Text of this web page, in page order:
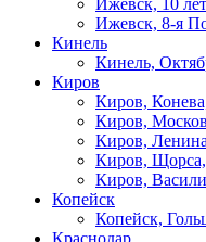
Ижевск, 8-я
Кинель
Кинель,
Киров
Киров,
Киров,
Киров,
Киров,
Киров,
Копейск
Копейск,
Краснодар